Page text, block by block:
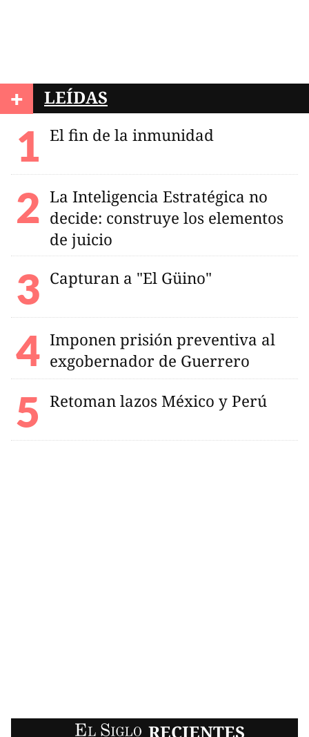
+ LEÍDAS
El fin de la inmunidad
La Inteligencia Estratégica no
decide: construye los elementos
de juicio
Capturan a "El Güino"
Imponen prisión preventiva al
exgobernador de Guerrero
Retoman lazos México y Perú
EL SIGLO RECIENTES